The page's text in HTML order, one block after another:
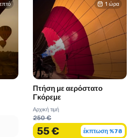
1 ώρα
Πτήση με αερόστατο
Γκόρεμε
Αρχική τιμή
250 €
55 € έκπτωση %78